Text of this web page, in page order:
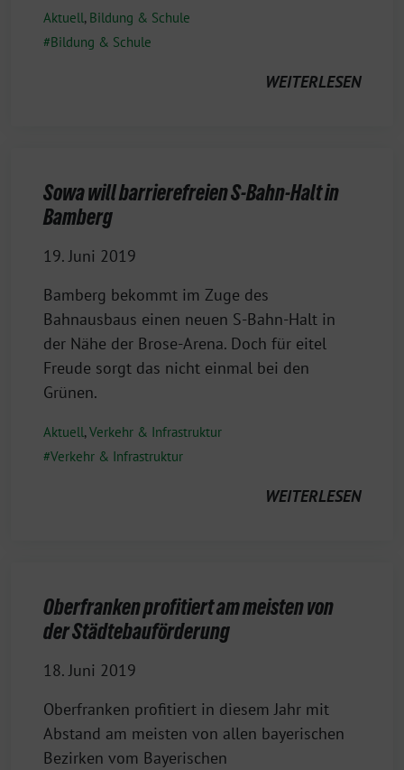
Aktuell, Bildung & Schule
Bildung & Schule
WEITERLESEN
Sowa will barrierefreien S-Bahn-Halt in
Bamberg
19. Juni 2019
Bamberg bekommt im Zuge des
Bahnausbaus einen neuen S-Bahn-Halt in
der Nähe der Brose-Arena. Doch für eitel
Freude sorgt das nicht einmal bei den
Grünen.
Aktuell,Verkehr & Infrastruktur
Verkehr & Infrastruktur
WEITERLESEN
Oberfranken profitiert am meisten von
der Städtebauförderung
18. Juni 2019
Oberfranken profitiert in diesem Jahr mit
Abstand am meisten von allen bayerischen
Bezirken vom Bayerischen